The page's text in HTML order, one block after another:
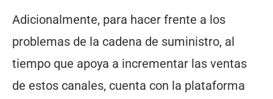
Adicionalmente, para hacer frente a los
problemas de la cadena de suministro, al
tiempo que apoya a incrementar las ventas
de estos canales, cuenta con la plataforma